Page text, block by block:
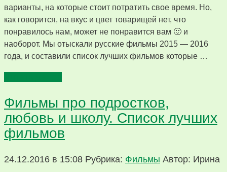
варианты, на которые стоит потратить свое время. Но,
как говорится, на вкус и цвет товарищей нет, что
понравилось нам, может не понравится вам 🙂 и
наоборот. Мы отыскали русские фильмы 2015 — 2016
года, и составили список лучших фильмов которые …
Фильмы про подростков,
любовь и школу. Список лучших
фильмов
24.12.2016 в 15:08 Рубрика: Фильмы Автор: Ирина